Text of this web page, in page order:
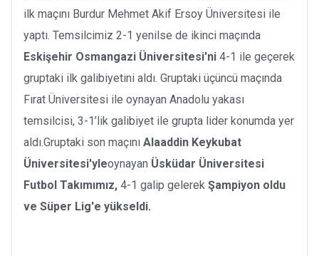
ilk maçını Burdur Mehmet Akif Ersoy Üniversitesi ile
yaptı. Temsilcimiz 2-1 yenilse de ikinci maçında
Eskişehir Osmangazi Üniversitesi'ni 4-1 ile geçerek
gruptaki ilk galibiyetini aldı. Gruptaki üçüncü maçında
Fırat Üniversitesi ile oynayan Anadolu yakası
temsilcisi, 3-1’lik galibiyet ile grupta lider konumda yer
aldı.Gruptaki son maçını Alaaddin Keykubat
Üniversitesi'yleoynayan Üsküdar Üniversitesi
Futbol Takımımız, 4-1 galip gelerek Şampiyon oldu
ve Süper Lig'e yükseldi.